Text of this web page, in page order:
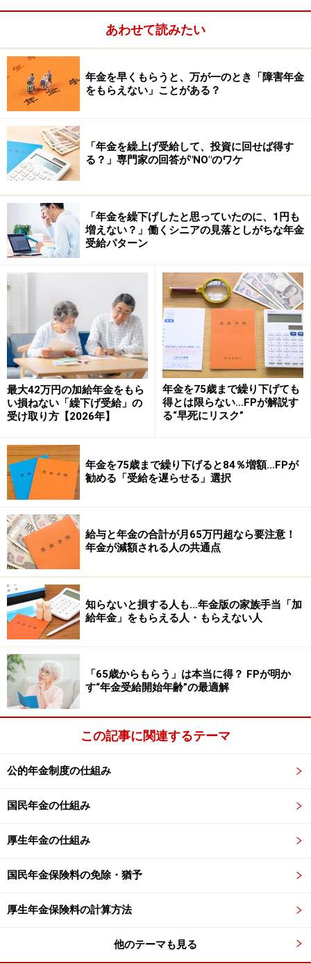
実際、年金が受け取れる程度の状態であるのに、請求し
ていないというケースが少なくないといわれています。
いくら重い障害であっても、本人が請求しない限り、年
金が支給されることはありません。
「こころの病」でも障害年金が出るケース
がある?!
障害というと、手足が不自由といった「身体の障害」を
イメージしがちですが、「精神の障害」でも障害年金を
受けることが可能です。
精神の障害といえば、こころの病である「うつ病」を思
い浮かべますが、うつ病についても支給の対象となり得
るのです。
国が示している障害等級表を見ると、障害等級2級に
「精神の障害であって、前各号と同程度以上と認められ
る程度のもの（16号）」、障害等級3級に「精神又は神
経系統に、労働が著しい制限を受けるか、又は労働に著
しい制限を加えることを必要とする程度の障害を残すも
の（13号）」と、精神の障害についても支給の対象とな
ることが示されています。
もちろん、うつ病の方が全て障害年金の対象となるわけ
ではありません。うつ病によって「日常生活や労働に著
しい制限が加えれれる程度」と認定される必要がありま
す。
うつ病以外にも「てんかん」、「統合失調症」なども、
なり得る
で、ご紹介したいと思います。
ーといった人工物を体内に装着することも障害年金の支
給対象となり得ます。人工透析や癌についても対象とな
あわせて読みたい
年金を早くもらうと、万が一のとき「障害年金
をもらえない」ことがある？
「年金を繰上げ受給して、投資に回せば得す
る？」専門家の回答が"NO"のワケ
「年金を繰下げしたと思っていたのに、1円も
増えない？」働くシニアの見落としがちな年金
受給パターン
最大42万円の加給年金をもら
い損ねない「繰下げ受給」の
受け取り方【2026年】
年金を75歳まで繰り下げても
得とは限らない…FPが解説す
る“早死にリスク”
年金を75歳まで繰り下げると84％増額…FPが
勧める「受給を遅らせる」選択
給与と年金の合計が月65万円超なら要注意！
年金が減額される人の共通点
知らないと損する人も…年金版の家族手当「加
給年金」をもらえる人・もらえない人
「65歳からもらう」は本当に得？ FPが明か
す“年金受給開始年齢”の最適解
この記事に関連するテーマ
公的年金制度の仕組み
国民年金の仕組み
厚生年金の仕組み
国民年金保険料の免除・猶予
厚生年金保険料の計算方法
他のテーマも見る